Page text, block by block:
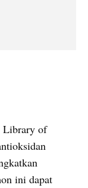
Library of
ini dapat